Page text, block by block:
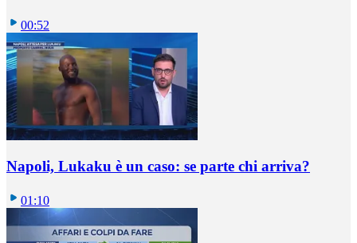
00:52
Napoli, Lukaku è un caso: se parte chi arriva?
01:10